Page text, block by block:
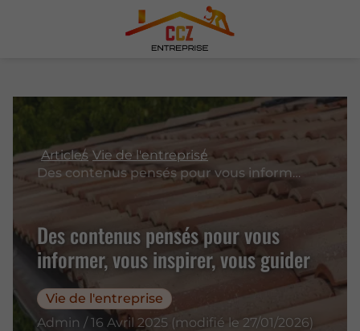
Articles Vie de l'entreprise
Des contenus pensés pour vous informer, vous inspirer, vous guider
Des contenus pensés pour vous
informer, vous inspirer, vous guider
Vie de l'entreprise
Admin / 16 Avril 2025 (modifié le 27/01/2026)